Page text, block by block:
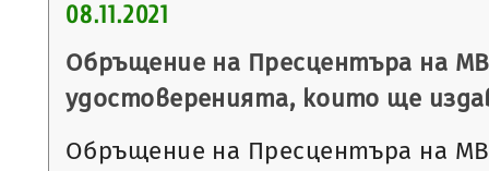
08.11.2021
Обръщение на Пресцентъра на
удостоверенията, които ще
Обръщение на Пресцентъра на